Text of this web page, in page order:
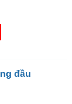
đầu